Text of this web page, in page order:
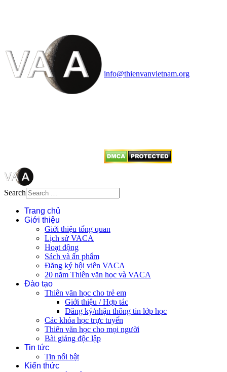
info@thienvanvietnam.org
Search
Trang chủ
Giới thiệu
Giới thiệu tổng quan
Lịch sử VACA
Hoạt động
Sách và ấn phẩm
Đăng ký hội viên VACA
20 năm Thiên văn học và VACA
Đào tạo
Thiên văn học cho trẻ em
Giới thiệu / Hợp tác
Đăng ký/nhận thông tin lớp học
Các khóa học trực tuyến
Thiên văn học cho mọi người
Bài giảng độc lập
Tin tức
Tin nổi bật
Kiến thức